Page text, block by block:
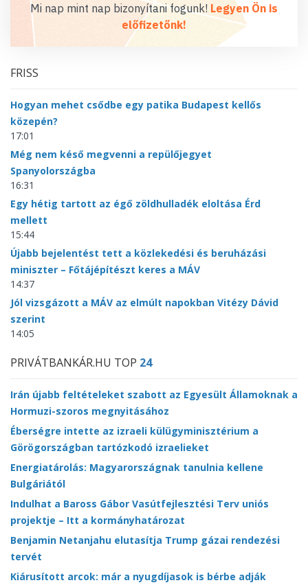
Mi nap mint nap bizonyítani fogunk! Legyen Ön is
előfizetőnk!
FRISS
Hogyan mehet csődbe egy patika Budapest kellős
közepén?
17:01
Még nem késő megvenni a repülőjegyet
Spanyolországba
16:31
Egy hétig tartott az égő zöldhulladék eloltása Érd
mellett
15:44
Újabb bejelentést tett a közlekedési és beruházási
miniszter – Főtájépítészt keres a MÁV
14:37
Jól vizsgázott a MÁV az elmúlt napokban Vitézy Dávid
szerint
14:05
PRIVÁTBANKÁR.HU TOP 24
Irán újabb feltételeket szabott az Egyesült Államoknak a
Hormuzi-szoros megnyitásához
Éberségre intette az izraeli külügyminisztérium a
Görögországban tartózkodó izraelieket
Energiatárolás: Magyarországnak tanulnia kellene
Bulgáriától
Indulhat a Baross Gábor Vasútfejlesztési Terv uniós
projektje – Itt a kormányhatározat
Benjamin Netanjahu elutasítja Trump gázai rendezési
tervét
Kiárusított arcok: már a nyugdíjasok is bérbe adják